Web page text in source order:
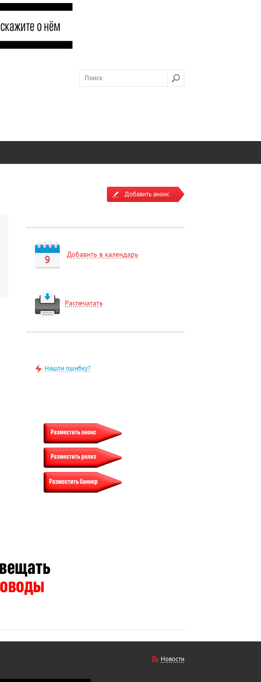
Добавить анонс
9 Добавить в календарь
Распечатать
Нашли ошибку?
Новости